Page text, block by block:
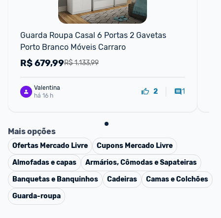
Guarda Roupa Casal 6 Portas 2 Gavetas
Porto Branco Móveis Carraro
R$ 1.133,99
R$679,99
Valentina
há 16 h
2 1
Mais opções
Ofertas Mercado Livre Cupons Mercado Livre
Almofadas e capas
Armários, Cômodas e Sapateiras
Banquetas e Banquinhos
Cadeiras
Camas e Colchões
Guarda-roupa